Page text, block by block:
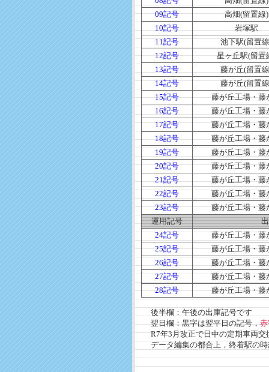
09記号
高畑(留置線)
10記号
岩塚駅
11記号
池下駅(留置
12記号
星ヶ丘駅(留置
13記号
藤が丘(留置
14記号
藤が丘(留置
15記号
藤が丘工場・藤
16記号
藤が丘工場・藤
17記号
藤が丘工場・藤
18記号
藤が丘工場・藤
19記号
藤が丘工場・藤
20記号
藤が丘工場・藤
21記号
藤が丘工場・藤
22記号
藤が丘工場・藤
23記号
藤が丘工場・藤
運用記号
24記号
藤が丘工場・藤
25記号
藤が丘工場・藤
26記号
藤が丘工場・藤
27記号
藤が丘工場・藤
28記号
藤が丘工場・藤
後半欄：午後の出庫記号です
翌日欄：黒字は翌平日の記号，
R7年3月改正で日中の定期車両交
データ編集の都合上，終着駅の時